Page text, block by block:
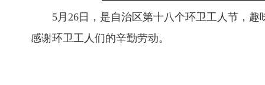
5月26日，是自治区第十八个环卫工人节，
感谢环卫工人们的辛勤劳动。